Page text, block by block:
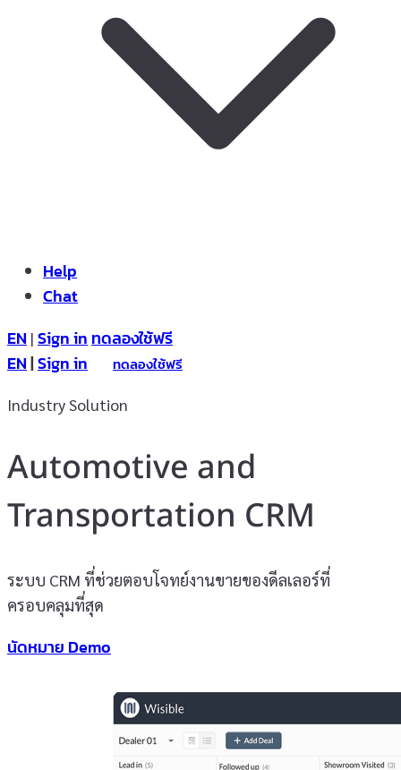
Help
Chat
EN | Sign in ทดลองใช้ฟรี
EN|Sign in
ทดลองใช้ฟรี
Industry Solution
Automotive and
Transportation CRM
ระบบ CRM ที่ช่วยตอบโจทย์งานขายของดีลเลอร์ที่
ครอบคลุมที่สุด
นัดหมาย Demo